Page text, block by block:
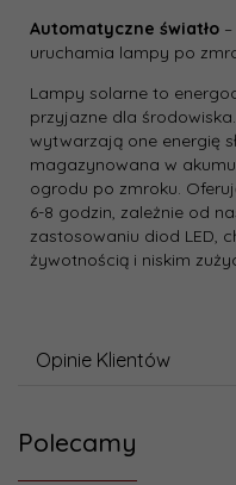
Automatyczne światło
uruchamia lampy po
Lampy solarne to
przyjazne dla
wytwarzają one energię
magazynowana w
ogrodu po zmroku.
6-8 godzin, zależnie od
zastosowaniu diod LED,
żywotnością i niskim
Opinie Klientów
Polecamy